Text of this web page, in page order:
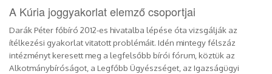
A Kúria joggyakorlat elemző csoportjai
Darák Péter főbíró 2012-es hivatalba lépése óta vizsgálják az
ítélkezési gyakorlat vitatott problémáit. Idén mintegy félszáz
intézményt keresett meg a legfelsőbb bírói fórum, köztük az
Alkotmánybíróságot, a Legfőbb Ügyészséget, az Igazságügyi